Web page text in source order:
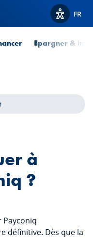
Afficher
FR
Epargner &
à
?
Payconiq
définitive. Dès que la